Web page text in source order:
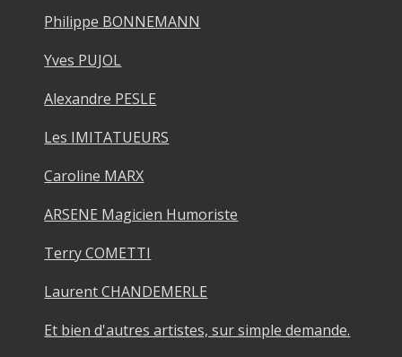
Philippe BONNEMANN
Yves PUJOL
Alexandre PESLE
Les IMITATUEURS
Caroline MARX
ARSENE Magicien Humoriste
Terry COMETTI
Laurent CHANDEMERLE
Et bien d'autres artistes, sur simple demande.